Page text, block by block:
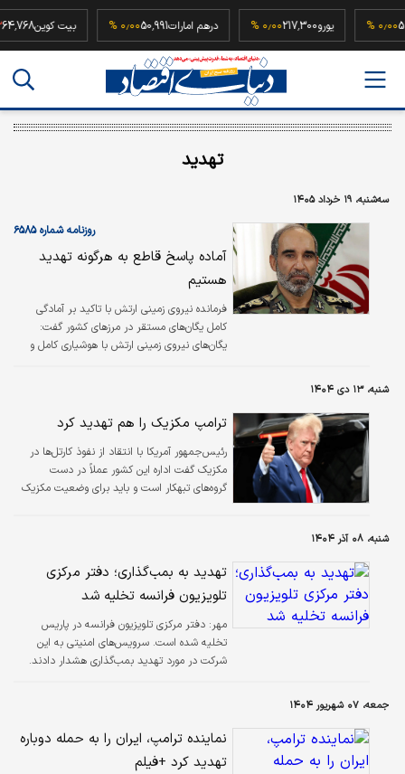
۰٫۰۰ % یورو217,300۰٫۰۰ % درهم امارات50,991۰٫۰۰ % بیت کوین
تهدید
سه‌شنبه، ۱۹ خرداد ۱۴۰۵
روزنامه شماره ۶۵۸۵
آماده پاسخ قاطع به هرگونه تهدید
هستیم
فرمانده نیروی زمینی ارتش با تاکید بر آمادگی
کامل یگان‌های مستقر در مرزهای کشور گفت:
یگان‌های نیروی زمینی ارتش با هوشیاری کامل و
شنبه، ۱۳ دی ۱۴۰۴
ترامپ مکزیک را هم تهدید کرد
رئیس‌جمهور آمریکا با انتقاد از نفوذ کارتل‌ها در
مکزیک گفت اداره این کشور عملاً در دست
گروه‌های تبهکار است و باید برای وضعیت مکزیک
شنبه، ۰۸ آذر ۱۴۰۴
تهدید به بمب‌گذاری؛ دفتر مرکزی
تلویزیون فرانسه تخلیه شد
مهر: دفتر مرکزی تلویزیون فرانسه در پاریس
تخلیه شده است. سرویس‌های امنیتی به این
شرکت در مورد تهدید بمب‌گذاری هشدار دادند.
جمعه، ۰۷ شهریور ۱۴۰۴
نماینده ترامپ، ایران را به حمله دوباره
تهدید کرد +فیلم